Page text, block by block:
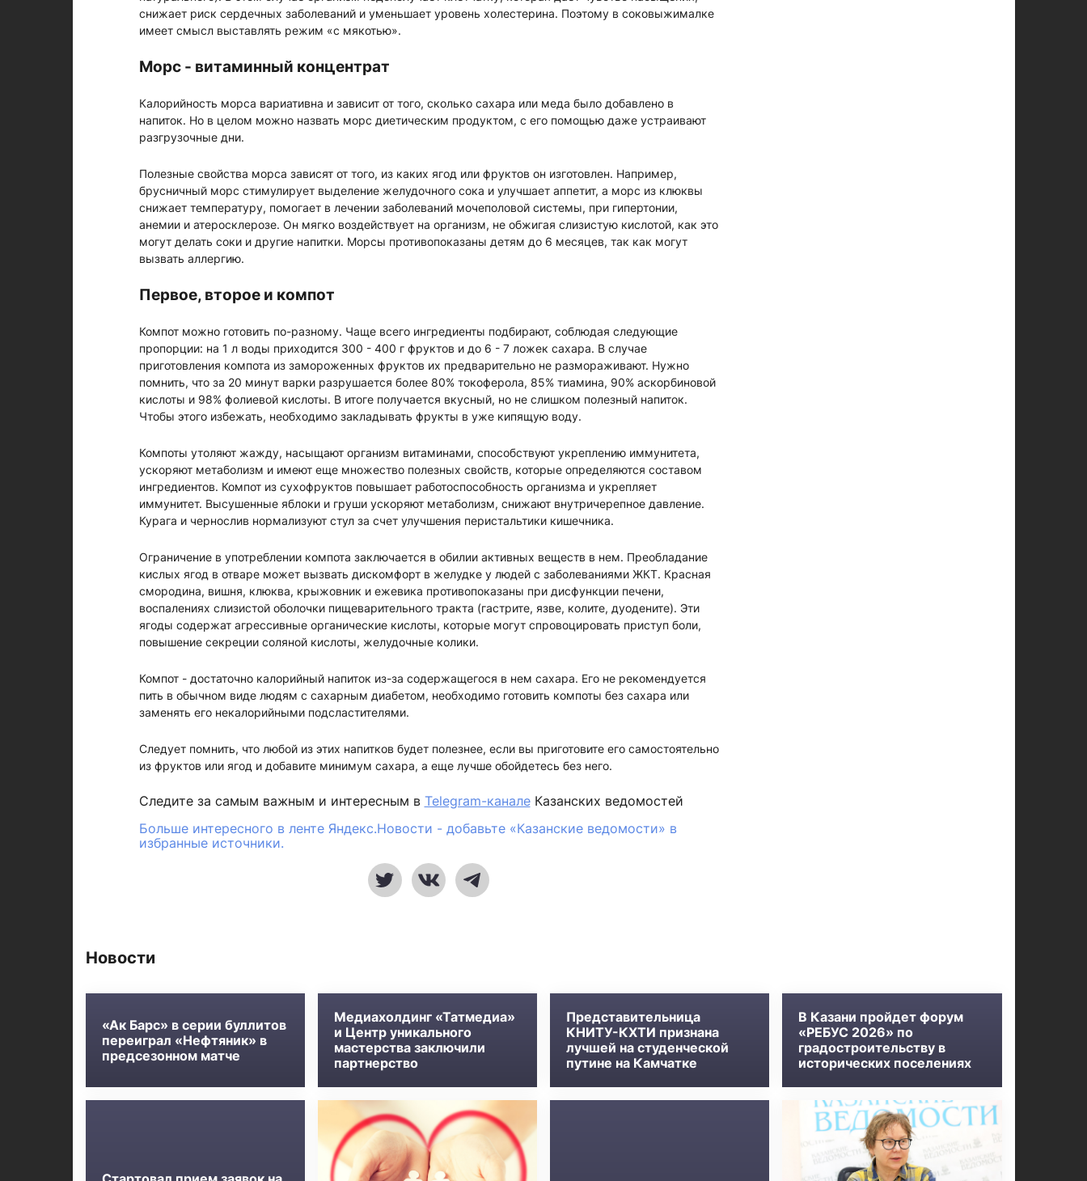
снижает риск сердечных заболеваний и уменьшает уровень холестерина. Поэтому в соковыжималке
имеет смысл выставлять режим «с мякотью».
Морс - витаминный концентрат
Калорийность морса вариативна и зависит от того, сколько сахара или меда было добавлено в
напиток. Но в целом можно назвать морс диетическим продуктом, с его помощью даже устраивают
разгрузочные дни.
Полезные свойства морса зависят от того, из каких ягод или фруктов он изготовлен. Например,
брусничный морс стимулирует выделение желудочного сока и улучшает аппетит, а морс из клюквы
снижает температуру, помогает в лечении заболеваний мочеполовой системы, при гипертонии,
анемии и атеросклерозе. Он мягко воздействует на организм, не обжигая слизистую кислотой, как это
могут делать соки и другие напитки. Морсы противопоказаны детям до 6 месяцев, так как могут
вызвать аллергию.
Первое, второе и компот
Компот можно готовить по-разному. Чаще всего ингредиенты подбирают, соблюдая следующие
пропорции: на 1 л воды приходится 300 - 400 г фруктов и до 6 - 7 ложек сахара. В случае
приготовления компота из замороженных фруктов их предварительно не размораживают. Нужно
помнить, что за 20 минут варки разрушается более 80% токоферола, 85% тиамина, 90% аскорбиновой
кислоты и 98% фолиевой кислоты. В итоге получается вкусный, но не слишком полезный напиток.
Чтобы этого избежать, необходимо закладывать фрукты в уже кипящую воду.
Компоты утоляют жажду, насыщают организм витаминами, способствуют укреплению иммунитета,
ускоряют метаболизм и имеют еще множество полезных свойств, которые определяются составом
ингредиентов. Компот из сухофруктов повышает работоспособность организма и укрепляет
иммунитет. Высушенные яблоки и груши ускоряют метаболизм, снижают внутричерепное давление.
Курага и чернослив нормализуют стул за счет улучшения перистальтики кишечника.
Ограничение в употреблении компота заключается в обилии активных веществ в нем. Преобладание
кислых ягод в отваре может вызвать дискомфорт в желудке у людей с заболеваниями ЖКТ. Красная
смородина, вишня, клюква, крыжовник и ежевика противопоказаны при дисфункции печени,
воспалениях слизистой оболочки пищеварительного тракта (гастрите, язве, колите, дуодените). Эти
ягоды содержат агрессивные органические кислоты, которые могут спровоцировать приступ боли,
повышение секреции соляной кислоты, желудочные колики.
Компот - достаточно калорийный напиток из-за содержащегося в нем сахара. Его не рекомендуется
пить в обычном виде людям с сахарным диабетом, необходимо готовить компоты без сахара или
заменять его некалорийными подсластителями.
Следует помнить, что любой из этих напитков будет полезнее, если вы приготовите его самостоятельно
из фруктов или ягод и добавите минимум сахара, а еще лучше обойдетесь без него.
Следите за самым важным и интересным в Telegram-каналеКазанских ведомостей
Больше интересного в ленте Яндекс.Новости - добавьте «Казанские ведомости» в
избранные источники.
Новости
«Ак Барс» в серии буллитов
переиграл «Нефтяник» в
предсезонном матче
Медиахолдинг «Татмедиа»
и Центр уникального
мастерства заключили
партнерство
Представительница
КНИТУ-КХТИ признана
лучшей на студенческой
путине на Камчатке
В Казани пройдет форум
«РЕБУС 2026» по
градостроительству в
исторических поселениях